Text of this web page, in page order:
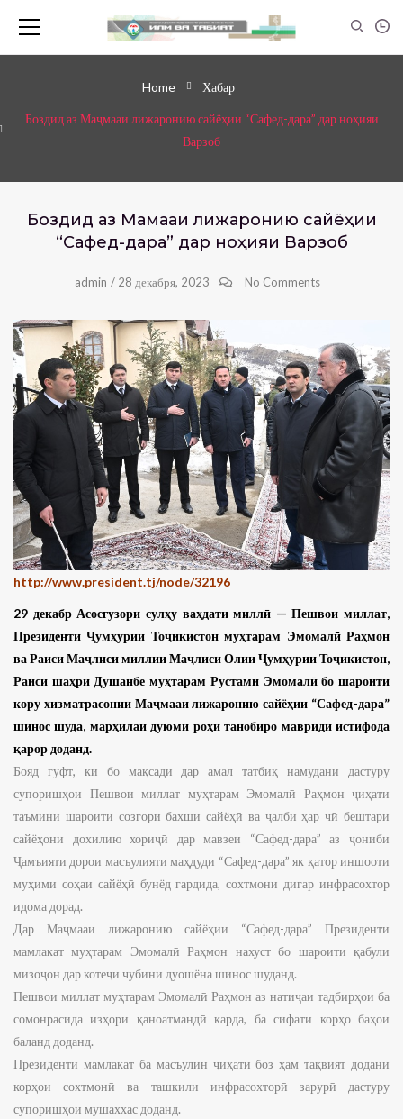
Home Хабар
Боздид аз Маҷмааи лижаронию сайёҳии “Сафед-дара” дар ноҳияи
Варзоб
Боздид аз Маҷмааи лижаронию сайёҳии
“Сафед-дара” дар ноҳияи Варзоб
admin / 28 декабря, 2023 No Comments
http://www.president.tj/node/32196
29 декабр Асосгузори сулҳу ваҳдати миллӣ — Пешвои миллат,
Президенти Ҷумҳурии Тоҷикистон муҳтарам Эмомалӣ Раҳмон
ва Раиси Маҷлиси миллии Маҷлиси Олии Ҷумҳурии Тоҷикистон,
Раиси шаҳри Душанбе муҳтарам Рустами Эмомалӣ бо шароити
кору хизматрасонии Маҷмааи лижаронию сайёҳии “Сафед-дара”
шинос шуда, марҳилаи дуюми роҳи танобиро мавриди истифода
қарор доданд.
Бояд гуфт, ки бо мақсади дар амал татбиқ намудани дастуру
супоришҳои Пешвои миллат муҳтарам Эмомалӣ Раҳмон ҷиҳати
таъмини шароити созгори бахши сайёҳӣ ва ҷалби ҳар чӣ бештари
сайёҳони дохилию хориҷӣ дар мавзеи “Сафед-дара” аз ҷониби
Ҷамъияти дорои масъулияти маҳдуди “Сафед-дара” як қатор иншооти
муҳими соҳаи сайёҳӣ бунёд гардида, сохтмони дигар инфрасохтор
идома дорад.
Дар Маҷмааи лижаронию сайёҳии “Сафед-дара” Президенти
мамлакат муҳтарам Эмомалӣ Раҳмон нахуст бо шароити қабули
мизоҷон дар котеҷи чубини дуошёна шинос шуданд.
Пешвои миллат муҳтарам Эмомалӣ Раҳмон аз натиҷаи тадбирҳои ба
сомонрасида изҳори қаноатмандӣ карда, ба сифати корҳо баҳои
баланд доданд.
Президенти мамлакат ба масъулин ҷиҳати боз ҳам тақвият додани
корҳои сохтмонӣ ва ташкили инфрасохторӣ зарурӣ дастуру
супоришҳои мушаххас доданд.